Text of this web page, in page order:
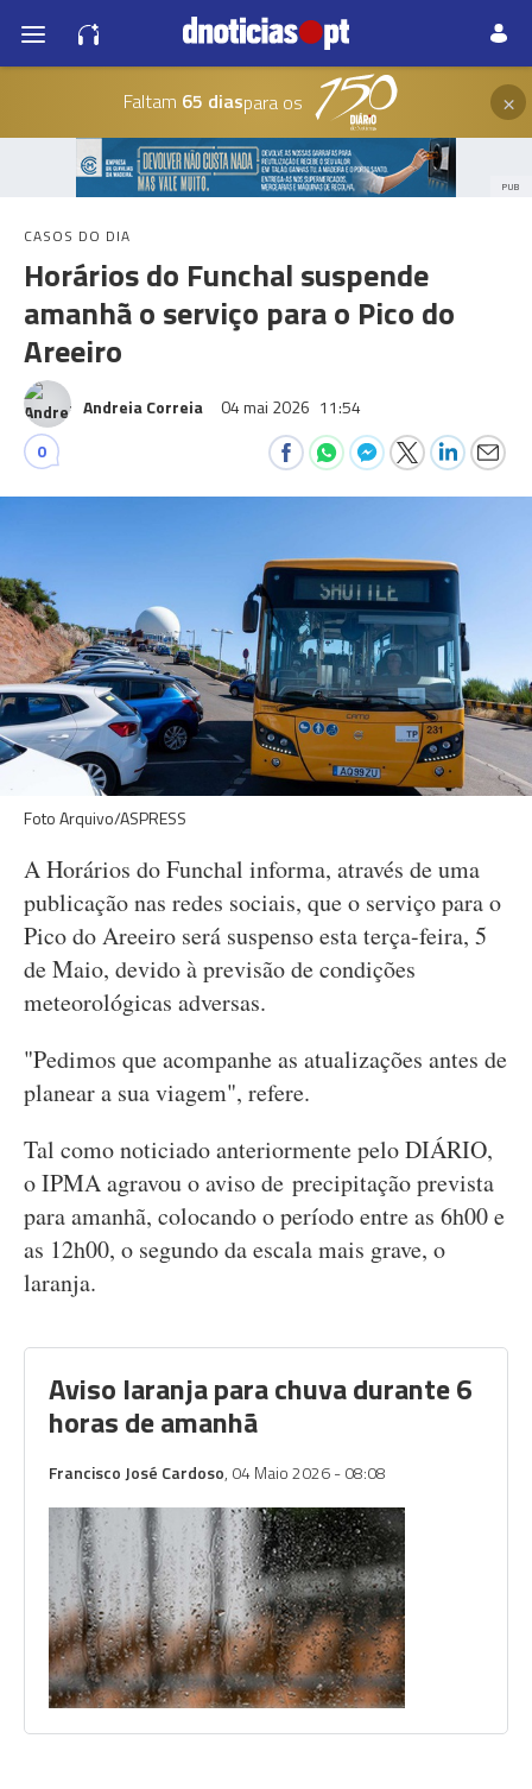
Faltam 65 diaspara os ×
PUB
CASOS DO DIA
Horários do Funchal suspende
amanhã o serviço para o Pico do
Areeiro
Andreia Correia 04 mai 2026 11:54
0
Foto Arquivo/ASPRESS
A Horários do Funchal informa, através de uma
publicação nas redes sociais, que o serviço para o
Pico do Areeiro será suspenso esta terça-feira, 5
de Maio, devido à previsão de condições
meteorológicas adversas.
"Pedimos que acompanhe as atualizações antes de
planear a sua viagem", refere.
Tal como noticiado anteriormente pelo DIÁRIO,
o IPMA agravou o aviso de precipitação prevista
para amanhã, colocando o período entre as 6h00 e
as 12h00, o segundo da escala mais grave, o
laranja.
Aviso laranja para chuva durante 6
horas de amanhã
Francisco José Cardoso, 04 Maio 2026 - 08:08